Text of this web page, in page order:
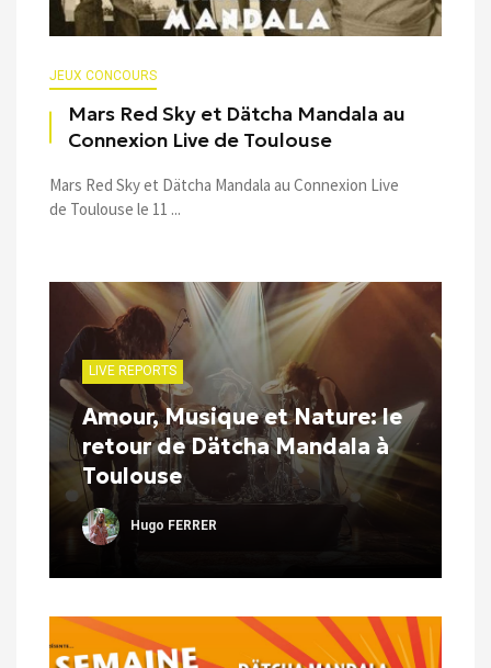
JEUX CONCOURS
Mars Red Sky et Dätcha Mandala au
Connexion Live de Toulouse
Mars Red Sky et Dätcha Mandala au Connexion Live
de Toulouse le 11 ...
LIVE REPORTS
Amour, Musique et Nature: le
retour de Dätcha Mandala à
Toulouse
Hugo FERRER